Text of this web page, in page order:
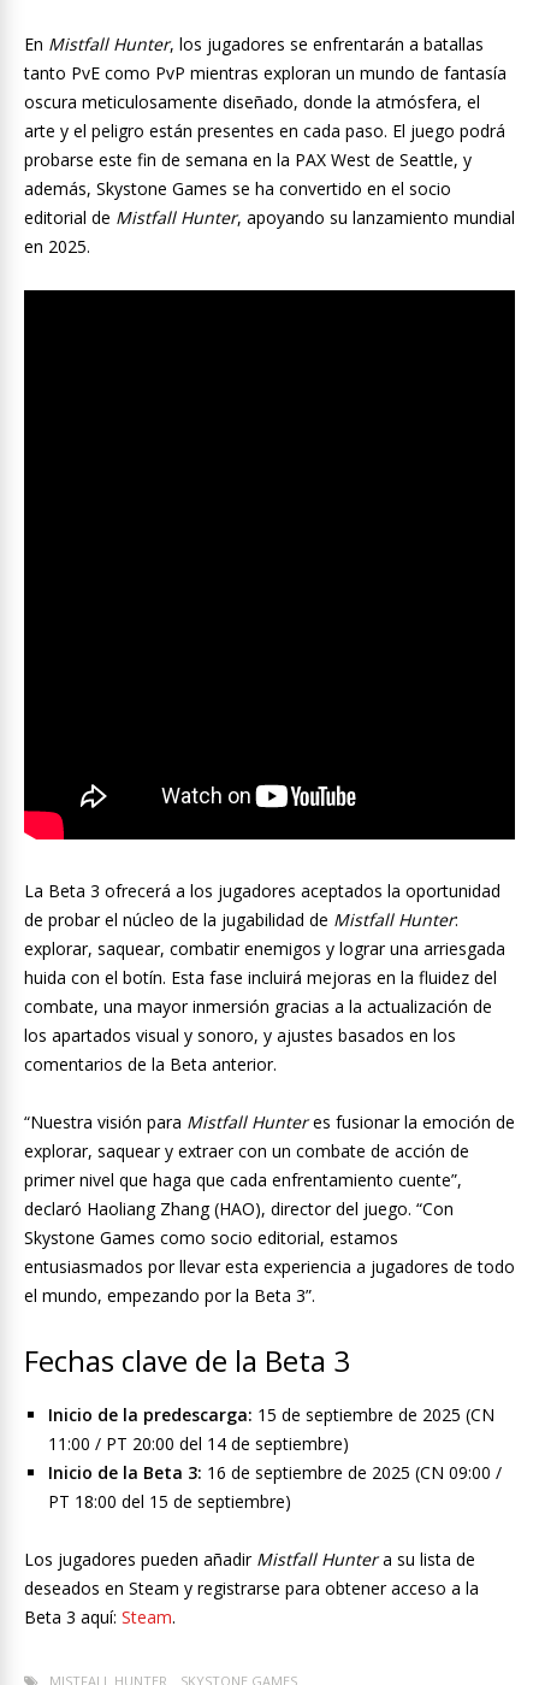
En Mistfall Hunter, los jugadores se enfrentarán a batallas
tanto PvE como PvP mientras exploran un mundo de fantasía
oscura meticulosamente diseñado, donde la atmósfera, el
arte y el peligro están presentes en cada paso. El juego podrá
probarse este fin de semana en la PAX West de Seattle, y
además, Skystone Games se ha convertido en el socio
editorial de Mistfall Hunter, apoyando su lanzamiento mundial
en 2025.
La Beta 3 ofrecerá a los jugadores aceptados la oportunidad
de probar el núcleo de la jugabilidad de Mistfall Hunter:
explorar, saquear, combatir enemigos y lograr una arriesgada
huida con el botín. Esta fase incluirá mejoras en la fluidez del
combate, una mayor inmersión gracias a la actualización de
los apartados visual y sonoro, y ajustes basados en los
comentarios de la Beta anterior.
“Nuestra visión para Mistfall Hunteres fusionar la emoción de
explorar, saquear y extraer con un combate de acción de
primer nivel que haga que cada enfrentamiento cuente”,
declaró Haoliang Zhang (HAO), director del juego. “Con
Skystone Games como socio editorial, estamos
entusiasmados por llevar esta experiencia a jugadores de todo
el mundo, empezando por la Beta 3”.
Fechas clave de la Beta 3
Inicio de la predescarga: 15 de septiembre de 2025 (CN
11:00 / PT 20:00 del 14 de septiembre)
Inicio de la Beta 3: 16 de septiembre de 2025 (CN 09:00 /
PT 18:00 del 15 de septiembre)
Los jugadores pueden añadir Mistfall Huntera su lista de
deseados en Steam y registrarse para obtener acceso a la
Beta 3 aquí: Steam.
MISTFALL HUNTER SKYSTONE GAMES